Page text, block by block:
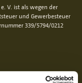
V. ist als wegen der
und Gewerbesteuer
339/5794/0212